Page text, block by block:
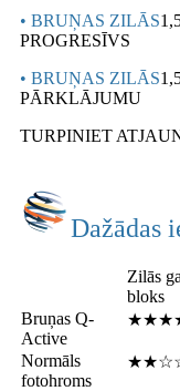
• BRUŅAS ZILĀS
PROGRESĪVS
• BRUŅAS ZILĀS
PĀRKLĀJUMU
TURPINIET
Dažādas
Zilās
bloks
Bruņas Q-
Active
Normāls
fotohroms